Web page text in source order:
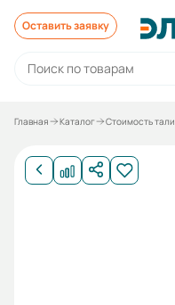
Оставить заявку
Главная Каталог Стоимость тали